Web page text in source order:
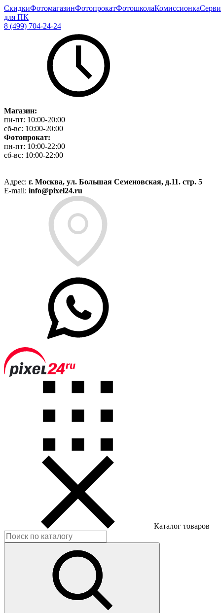
СкидкиФотомагазинФотопрокатФотошколаКомиссионка
для ПК
8 (499) 704-24-24
Магазин:
пн-пт: 10:00-20:00
сб-вс: 10:00-20:00
Фотопрокат:
пн-пт: 10:00-22:00
сб-вс: 10:00-22:00
Адрес: г. Москва, ул. Большая Семеновская, д.11. стр. 5
E-mail: info@pixel24.ru
Каталог товаров